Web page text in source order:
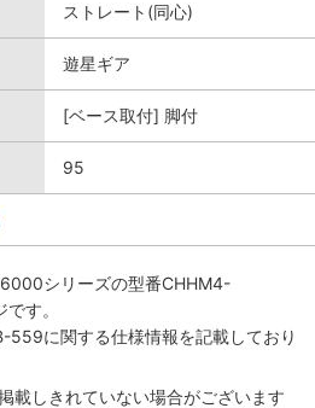
ストレート(同心)
遊星ギア
[ベース取付] 脚付
95
シリーズの型番CHHM4-
す。
に関する仕様情報を記載しており
載しきれていない場合がございます